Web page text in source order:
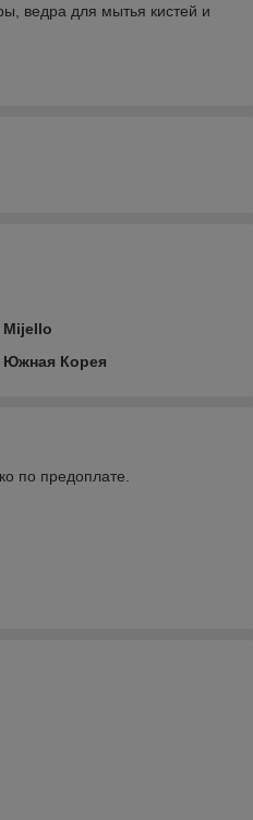
ведра для мытья кистей и
Mijello
Южная Корея
по предоплате.